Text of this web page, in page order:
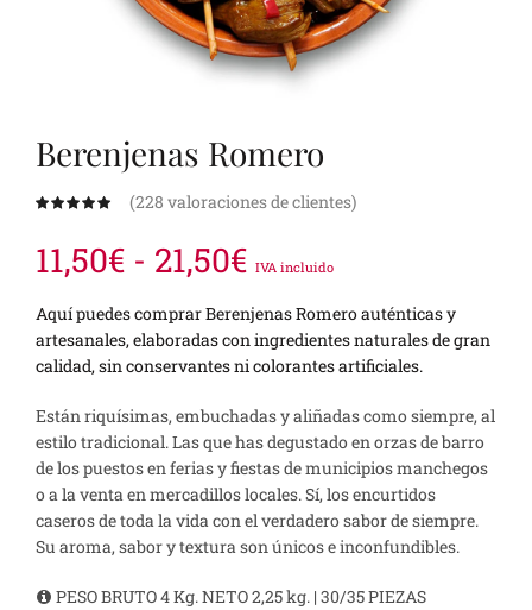
Berenjenas Romero
(228 valoraciones de clientes)
11,50€ - 21,50€Rango
de
precios:
desde
11,50€
hasta
IVA incluido
Aquí puedes comprar Berenjenas Romero auténticas y
artesanales, elaboradas con ingredientes naturales de gran
calidad, sin conservantes ni colorantes artificiales.
Están riquísimas, embuchadas y aliñadas como siempre, al
estilo tradicional. Las que has degustado en orzas de barro
de los puestos en ferias y fiestas de municipios manchegos
o a la venta en mercadillos locales. Sí, los encurtidos
caseros de toda la vida con el verdadero sabor de siempre.
Su aroma, sabor y textura son únicos e inconfundibles.
PESO BRUTO 4 Kg. NETO 2,25 kg. | 30/35 PIEZAS